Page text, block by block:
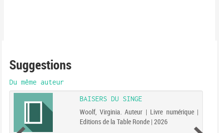
Suggestions
Du même auteur
BAISERS DU SINGE
Woolf, Virginia. Auteur | Livre numérique |
Editions de la Table Ronde | 2026